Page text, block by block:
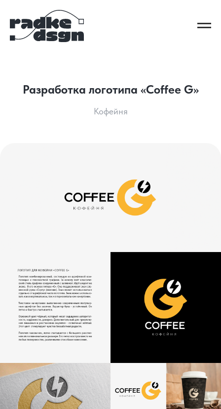
Разработка логотипа «Coffee G»
Кофейня